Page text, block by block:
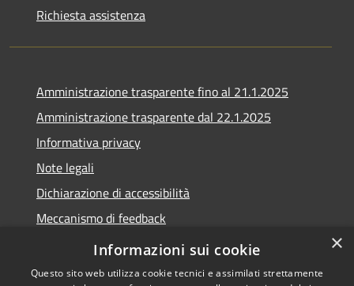
Richiesta assistenza
Amministrazione trasparente fino al 21.1.2025
Amministrazione trasparente dal 22.1.2025
Informativa privacy
Note legali
Dichiarazione di accessibilità
Meccanismo di feedback
Whistleblowing
×
Informazioni sui cookie
Questo sito web utilizza cookie tecnici e assimilati strettamente